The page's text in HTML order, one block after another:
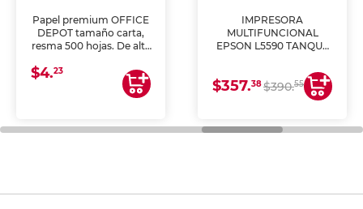
Papel premium OFFICE
DEPOT tamaño carta,
resma 500 hojas. De alta
uniforme, ideal para
impresoras de inyección
de tinta y láser,
general de oficina.
$4.23
IMPRESORA
MULTIFUNCIONAL
EPSON L5590 TANQUE
COPIA Y ESCANEA)
$357.38$390.55